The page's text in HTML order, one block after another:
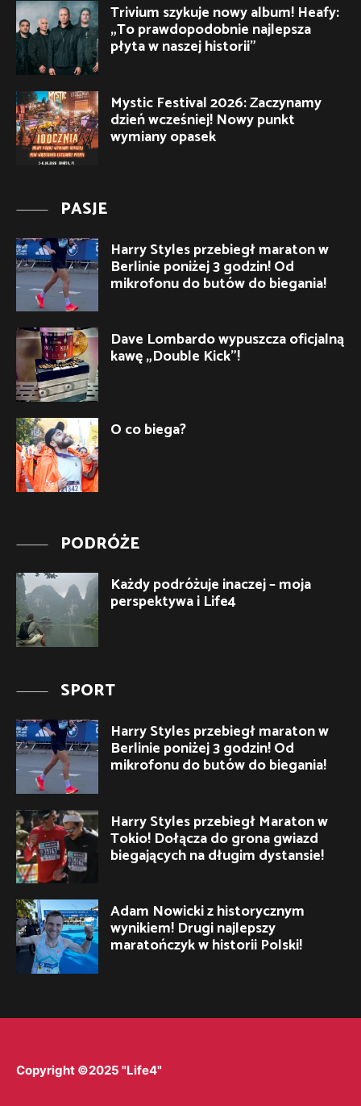
Trivium szykuje nowy album! Heafy:
„To prawdopodobnie najlepsza
płyta w naszej historii”
Mystic Festival 2026: Zaczynamy
dzień wcześniej! Nowy punkt
wymiany opasek
PASJE
Harry Styles przebiegł maraton w
Berlinie poniżej 3 godzin! Od
mikrofonu do butów do biegania!
Dave Lombardo wypuszcza oficjalną
kawę „Double Kick”!
O co biega?
PODRÓŻE
Każdy podróżuje inaczej – moja
perspektywa i Life4
SPORT
Harry Styles przebiegł maraton w
Berlinie poniżej 3 godzin! Od
mikrofonu do butów do biegania!
Harry Styles przebiegł Maraton w
Tokio! Dołącza do grona gwiazd
biegających na długim dystansie!
Adam Nowicki z historycznym
wynikiem! Drugi najlepszy
maratończyk w historii Polski!
Copyright ©2025 "Life4"